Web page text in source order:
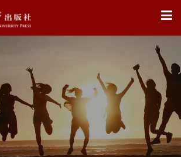
X